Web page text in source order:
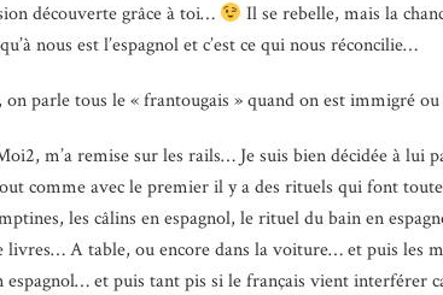
découverte grâce à toi…
Il se rebelle, mais la
nous est l’espagnol et c’est ce qui nous réconcilie…
parle tous le « frantougais » quand on est immigré
m’a remise sur les rails… Je suis bien décidée à lui
comme avec le premier il y a des rituels qui font
les câlins en espagnol, le rituel du bain en
livres… A table, ou encore dans la voiture… et puis les
espagnol… et puis tant pis si le français vient